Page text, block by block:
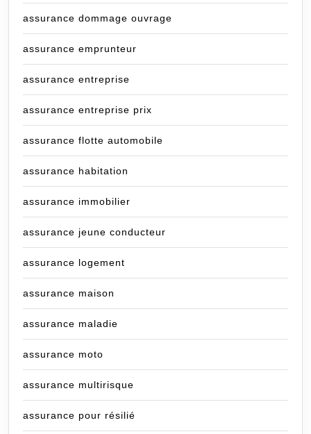
assurance dommage ouvrage
assurance emprunteur
assurance entreprise
assurance entreprise prix
assurance flotte automobile
assurance habitation
assurance immobilier
assurance jeune conducteur
assurance logement
assurance maison
assurance maladie
assurance moto
assurance multirisque
assurance pour résilié